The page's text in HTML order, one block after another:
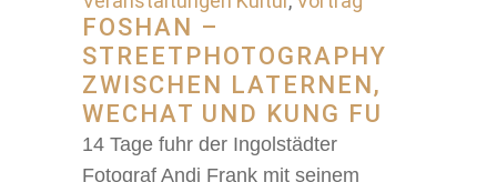
FOSHAN –
STREETPHOTOGRAPHY
ZWISCHEN LATERNEN,
WECHAT UND KUNG FU
14 Tage fuhr der Ingolstädter
Fotograf Andi Frank mit seinem